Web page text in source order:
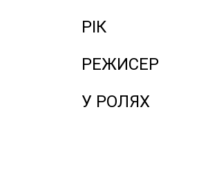
РІК
РЕЖИСЕР
У РОЛЯХ